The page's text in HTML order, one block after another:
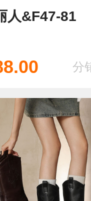
人&F47-81
分